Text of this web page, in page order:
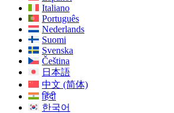
Italiano
Português
Nederlands
Suomi
Svenska
Čeština
日本語
中文 (简体)
हिंदी
한국어